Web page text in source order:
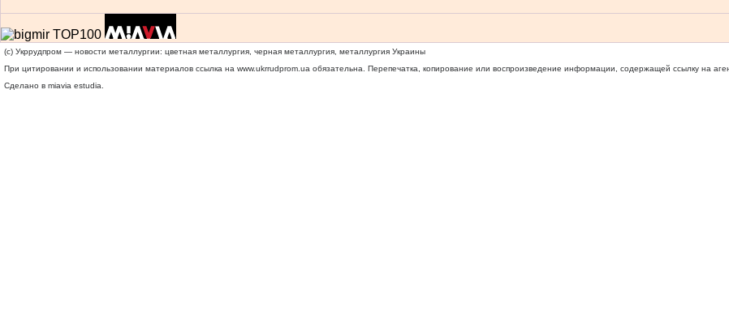
(c) Укррудпром — новости металлургии: цветная металлургия, черная металлургия, металлургия Украины
При цитировании и использовании материалов ссылка на www.ukrrudprom.ua обязательна. Перепечатка, копирование или воспроизведение информации, содержащей ссылку на
Сделано в miavia estudia.